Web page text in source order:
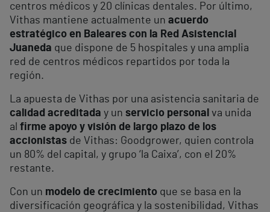
centros médicos y 20 clínicas dentales. Por último,
Vithas mantiene actualmente un acuerdo
estratégico en Baleares con la Red Asistencial
Juaneda que dispone de 5 hospitales y una amplia
red de centros médicos repartidos por toda la
región.
La apuesta de Vithas por una asistencia sanitaria de
calidad acreditada y un servicio personal va unida
al firme apoyo y visión de largo plazo de los
accionistas de Vithas: Goodgrower, quien controla
un 80% del capital, y grupo ‘la Caixa’, con el 20%
restante.
Con un modelo de crecimiento que se basa en la
diversificación geográfica y la sostenibilidad, Vithas